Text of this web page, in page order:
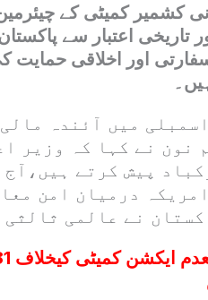
کشمیر کمیٹی کے
تاریخی اعتبار سے
اور اخلاقی
میں آئندہ
نون نے کہا کہ وزیر
پیش کرتے
درمیان امن
نے عالمی